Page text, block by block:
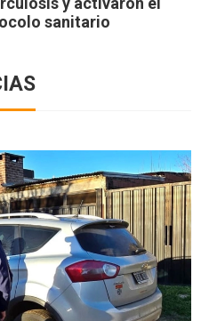
sanitario